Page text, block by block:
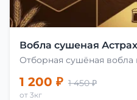
Вобла сушеная
Отборная сушёная вобла
1 200 ₽ 1 450 ₽
от 3кг